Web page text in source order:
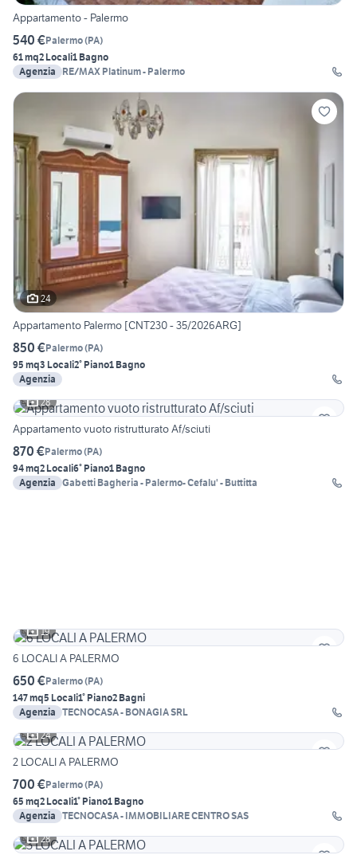
Appartamento - Palermo
540 €Palermo(PA)
61 mq2 Locali1 Bagno
Agenzia
RE/MAX Platinum - Palermo
24
Appartamento Palermo [CNT230 - 35/2026ARG]
850 €Palermo(PA)
95 mq3 Locali2° Piano1 Bagno
Agenzia
28
Appartamento vuoto ristrutturato Af/sciuti
870 €Palermo(PA)
94 mq2 Locali6° Piano1 Bagno
Agenzia Gabetti Bagheria - Palermo- Cefalu' - Buttitta
19
6 LOCALI A PALERMO
650 €Palermo(PA)
147 mq5 Locali1° Piano2 Bagni
Agenzia TECNOCASA - BONAGIA SRL
24
2 LOCALI A PALERMO
700 €Palermo(PA)
65 mq2 Locali1° Piano1 Bagno
Agenzia TECNOCASA - IMMOBILIARE CENTRO SAS
28